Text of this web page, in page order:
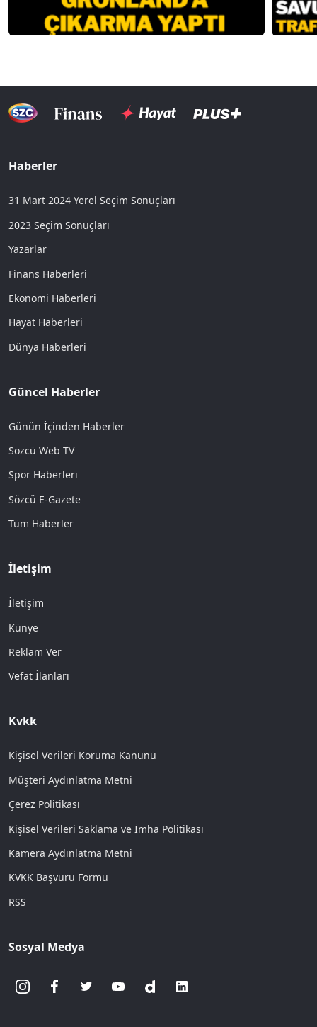
Haberler
31 Mart 2024 Yerel Seçim Sonuçları
2023 Seçim Sonuçları
Yazarlar
Finans Haberleri
Ekonomi Haberleri
Hayat Haberleri
Dünya Haberleri
Güncel Haberler
Günün İçinden Haberler
Sözcü Web TV
Spor Haberleri
Sözcü E-Gazete
Tüm Haberler
İletişim
İletişim
Künye
Reklam Ver
Vefat İlanları
Kvkk
Kişisel Verileri Koruma Kanunu
Müşteri Aydınlatma Metni
Çerez Politikası
Kişisel Verileri Saklama ve İmha Politikası
Kamera Aydınlatma Metni
KVKK Başvuru Formu
RSS
Sosyal Medya